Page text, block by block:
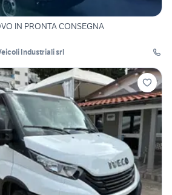
IN PRONTA CONSEGNA
Industriali srl